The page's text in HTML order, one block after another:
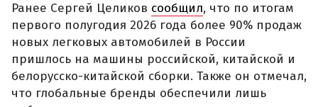
Ранее Сергей Целиков сообщил, что по итогам
первого полугодия 2026 года более 90% продаж
новых легковых автомобилей в России
пришлось на машины российской, китайской и
белорусско-китайской сборки. Также он отмечал,
что глобальные бренды обеспечили лишь